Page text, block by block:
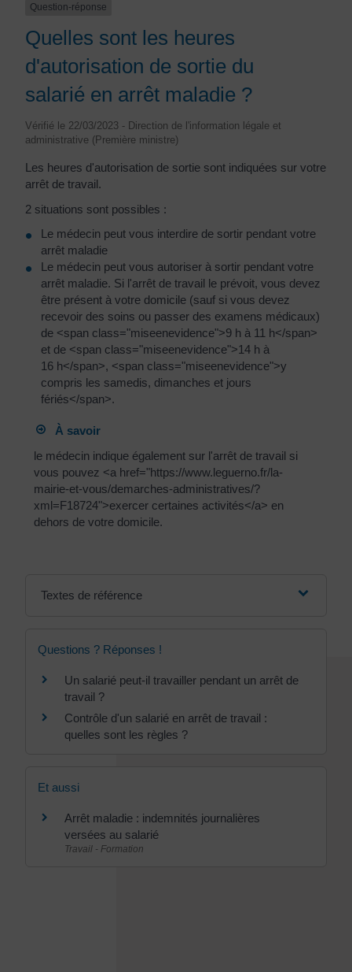
Question-réponse
Quelles sont les heures
d'autorisation de sortie du
salarié en arrêt maladie ?
Vérifié le 22/03/2023 - Direction de l'information légale et
administrative (Première ministre)
Les heures d'autorisation de sortie sont indiquées sur votre
arrêt de travail.
2 situations sont possibles :
Le médecin peut vous interdire de sortir pendant votre
arrêt maladie
Le médecin peut vous autoriser à sortir pendant votre
arrêt maladie. Si l'arrêt de travail le prévoit, vous devez
être présent à votre domicile (sauf si vous devez
recevoir des soins ou passer des examens médicaux)
de <span class="miseenevidence">9 h à 11 h</span>
et de <span class="miseenevidence">14 h à
16 h</span>, <span class="miseenevidence">y
compris les samedis, dimanches et jours
fériés</span>.
À savoir
le médecin indique également sur l'arrêt de travail si
vous pouvez <a href="https://www.leguerno.fr/la-
mairie-et-vous/demarches-administratives/?
xml=F18724">exercer certaines activités</a> en
dehors de votre domicile.
Textes de référence
Questions ? Réponses !
Un salarié peut-il travailler pendant un arrêt de
travail ?
Contrôle d'un salarié en arrêt de travail :
quelles sont les règles ?
Et aussi
Arrêt maladie : indemnités journalières
versées au salarié
Travail - Formation